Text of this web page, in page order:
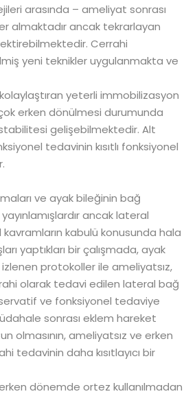
arasında – ameliyat sonrası
almaktadır ancak tekrarlayan
Cerrahi
yeni teknikler uygulanmakta ve
yeterli immobilizasyon
erken dönülmesi durumunda
gelişebilmektedir. Alt
tedavinin kısıtlı fonksiyonel
ve ayak bileğinin bağ
ancak lateral
kabulü konusunda hala
yaptıkları bir çalışmada, ayak
protokoller ile ameliyatsız,
olarak tedavi edilen lateral bağ
ve fonksiyonel tedaviye
sonrası eklem hareket
olmasının, ameliyatsız ve erken
tedavinin daha kısıtlayıcı bir
dönemde ortez kullanılmadan